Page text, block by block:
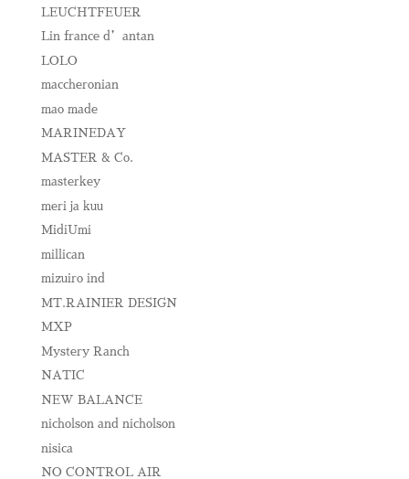
LEUCHTFEUER
Lin france d’antan
LOLO
maccheronian
mao made
MARINEDAY
MASTER & Co.
masterkey
meri ja kuu
MidiUmi
millican
mizuiro ind
MT.RAINIER DESIGN
MXP
Mystery Ranch
NATIC
NEW BALANCE
nicholson and nicholson
nisica
NO CONTROL AIR